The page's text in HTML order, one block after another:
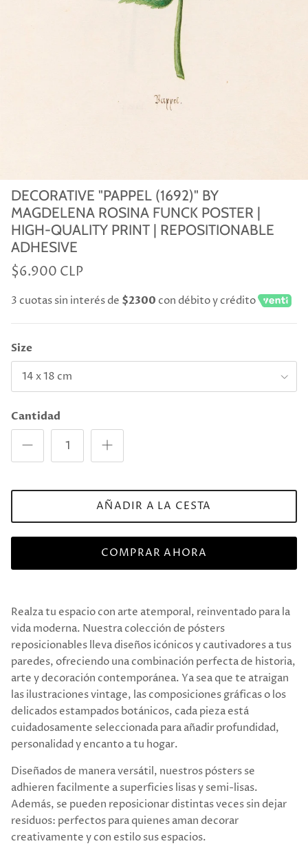
DECORATIVE "PAPPEL (1692)" BY
MAGDELENA ROSINA FUNCK POSTER |
HIGH-QUALITY PRINT | REPOSITIONABLE
ADHESIVE
$6.900 CLP
3 cuotas sin interés de $2300 con débito y crédito
Size
14 x 18 cm
Cantidad
AÑADIR A LA CESTA
COMPRAR AHORA
Realza tu espacio con arte atemporal, reinventado para la
vida moderna. Nuestra colección de pósters
reposicionables lleva diseños icónicos y cautivadores a tus
paredes, ofreciendo una combinación perfecta de historia,
arte y decoración contemporánea. Ya sea que te atraigan
las ilustraciones vintage, las composiciones gráficas o los
delicados estampados botánicos, cada pieza está
cuidadosamente seleccionada para añadir profundidad,
personalidad y encanto a tu hogar.
Diseñados de manera versátil, nuestros pósters se
adhieren facilmente a superficies lisas y semi-lisas.
Además, se pueden reposicionar distintas veces sin dejar
residuos: perfectos para quienes aman decorar
creativamente y con estilo sus espacios.